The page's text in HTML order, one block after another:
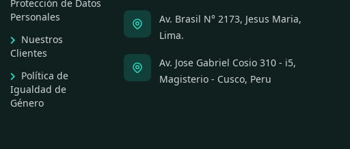
Protección de Datos
Personales
Nuestros
Clientes
Política de
Igualdad de
Género
Av. Brasil N° 2173, Jesus Maria,
Lima.
Av. Jose Gabriel Cosio 310 - i5,
Magisterio - Cusco, Peru